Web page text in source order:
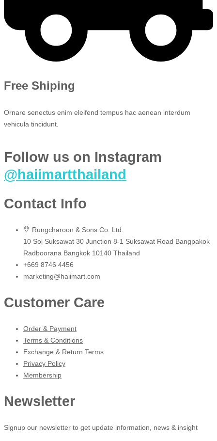
Free Shiping
Ornare senectus enim eleifend tempus hac aenean interdum
vehicula tincidunt.
Follow us on Instagram
@haiimartthailand
Contact Info
Rungcharoon & Sons Co. Ltd.
10 Soi Suksawat 30 Junction 8-1 Suksawat Road Bangpakok
Radboorana Bangkok 10140 Thailand
+669 8746 4456
marketing@haiimart.com
Customer Care
Order & Payment
Terms & Conditions
Exchange & Return Terms
Privacy Policy
Membership
Newsletter
Signup our newsletter to get update information, news & insight